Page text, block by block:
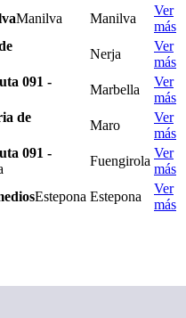
Manilva Manilva
Ver
más
Nerja
Ver
más
091 -
Marbella
Ver
más
de
Maro
Ver
más
091 -
Fuengirola
Ver
más
Estepona Estepona
Ver
más